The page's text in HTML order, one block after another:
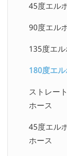
45度エル
90度エル
135度エ
180度エ
ストレー
ホース
45度エル
ホース